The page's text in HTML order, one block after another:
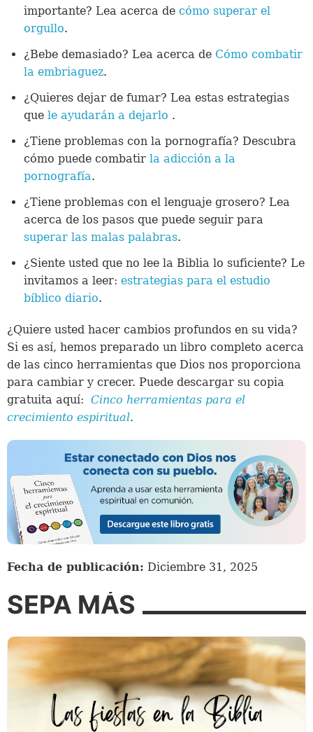
importante? Lea acerca de cómo superar el
orgullo.
¿Bebe demasiado? Lea acerca de Cómo combatir
la embriaguez.
¿Quieres dejar de fumar? Lea estas estrategias
que le ayudarán a dejarlo .
¿Tiene problemas con la pornografía? Descubra
cómo puede combatir la adicción a la
pornografía.
¿Tiene problemas con el lenguaje grosero? Lea
acerca de los pasos que puede seguir para
superar las malas palabras.
¿Siente usted que no lee la Biblia lo suficiente? Le
invitamos a leer: estrategias para el estudio
bíblico diario.
¿Quiere usted hacer cambios profundos en su vida?
Si es así, hemos preparado un libro completo acerca
de las cinco herramientas que Dios nos proporciona
para cambiar y crecer. Puede descargar su copia
gratuita aquí: Cinco herramientas para el
crecimiento espiritual.
Fecha de publicación: Diciembre 31, 2025
SEPA MÁS